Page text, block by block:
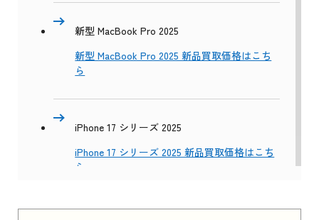
新型 MacBook Pro 2025
新型 MacBook Pro 2025 新品買取価格はこち
ら
iPhone 17 シリーズ 2025
iPhone 17 シリーズ 2025 新品買取価格はこち
ら